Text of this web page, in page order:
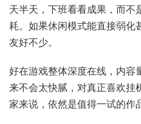
天半天，下班看看成果，而不
耗。如果休闲模式能直接弱化
友好不少。
好在游戏整体深度在线，内容
来不会太快腻，对真正喜欢挂
家来说，依然是值得一试的作